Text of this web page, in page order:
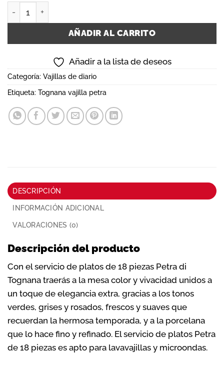
AÑADIR AL CARRITO
Añadir a la lista de deseos
Categoría: Vajillas de diario
Etiqueta: Tognana vajilla petra
DESCRIPCIÓN
INFORMACIÓN ADICIONAL
VALORACIONES (0)
Descripción del producto
Con el servicio de platos de 18 piezas Petra di
Tognana traerás a la mesa color y vivacidad unidos a
un toque de elegancia extra, gracias a los tonos
verdes, grises y rosados, frescos y suaves que
recuerdan la hermosa temporada, y a la porcelana
que lo hace fino y refinado. El servicio de platos Petra
de 18 piezas es apto para lavavajillas y microondas.